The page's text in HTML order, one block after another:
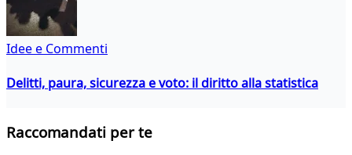
Idee e Commenti
Delitti, paura, sicurezza e voto: il diritto alla statistica
Raccomandati per te